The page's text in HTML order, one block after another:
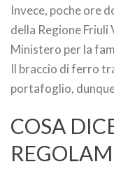
Invece, poche ore
della Regione Friuli
Ministero per la
Il braccio di ferro
portafoglio,
COSA